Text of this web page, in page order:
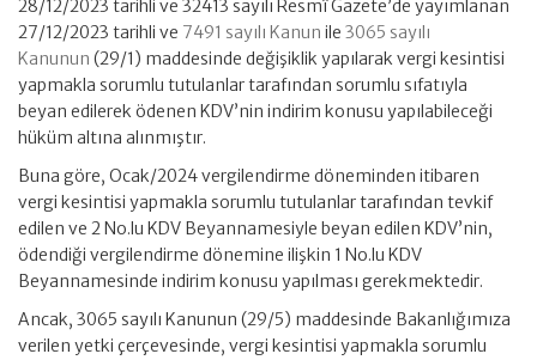
28/12/2023 tarihli ve 32413 sayılı Resmî Gazete’de yayımlanan
27/12/2023 tarihli ve 7491 sayılı Kanun ile 3065 sayılı
Kanunun (29/1) maddesinde değişiklik yapılarak vergi kesintisi
yapmakla sorumlu tutulanlar tarafından sorumlu sıfatıyla
beyan edilerek ödenen KDV’nin indirim konusu yapılabileceği
hüküm altına alınmıştır.
Buna göre, Ocak/2024 vergilendirme döneminden itibaren
vergi kesintisi yapmakla sorumlu tutulanlar tarafından tevkif
edilen ve 2 No.lu KDV Beyannamesiyle beyan edilen KDV’nin,
ödendiği vergilendirme dönemine ilişkin 1 No.lu KDV
Beyannamesinde indirim konusu yapılması gerekmektedir.
Ancak, 3065 sayılı Kanunun (29/5) maddesinde Bakanlığımıza
verilen yetki çerçevesinde, vergi kesintisi yapmakla sorumlu